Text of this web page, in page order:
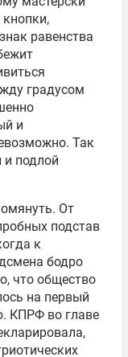
равенства
градусом
и
Так
и подлой
От
подстав
к
бодро
что общество
на первый
КПРФ во главе